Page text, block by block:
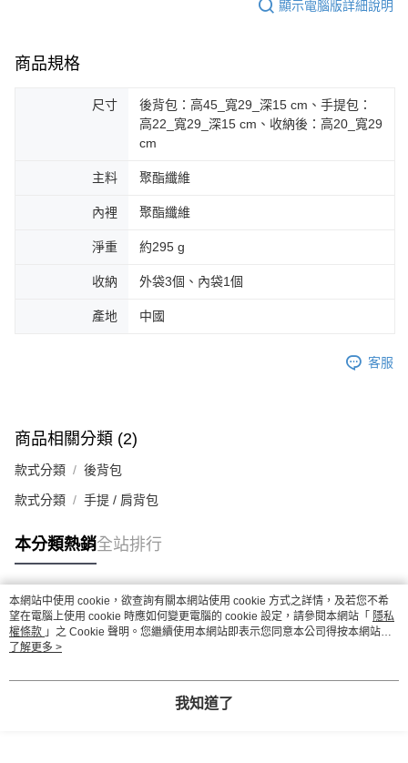
顯示電腦版詳細說明
商品規格
尺寸
後背包：高45_寬29_深15 cm、手提包：
高22_寬29_深15 cm、收納後：高20_寬29
cm
主料 聚酯纖維
內裡 聚酯纖維
淨重 約295 g
收納 外袋3個、內袋1個
產地 中國
客服
商品相關分類 (2)
款式分類 後背包
款式分類 手提 / 肩背包
本分類熱銷全站排行
熱門標籤
本網站中使用 cookie，欲查詢有關本網站使用 cookie 方式之詳情，及若您不希
望在電腦上使用 cookie 時應如何變更電腦的 cookie 設定，請參閱本網站「 隱私
權條款 」之 Cookie 聲明。您繼續使用本網站即表示您同意本公司得按本網站使
用條款之 Cookie 聲明使用 cookie。
了解更多 >
我知道了